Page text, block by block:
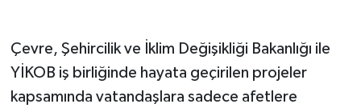
Çevre, Şehircilik ve İklim Değişikliği Bakanlığı ile
YİKOB iş birliğinde hayata geçirilen projeler
kapsamında vatandaşlara sadece afetlere